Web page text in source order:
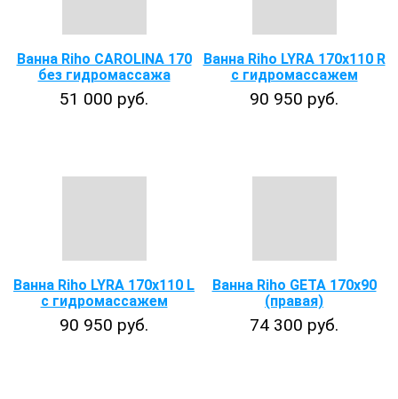
Ванна Riho CAROLINA 170
без гидромассажа
51 000 руб.
Ванна Riho LYRA 170x110 R
с гидромассажем
90 950 руб.
Ванна Riho LYRA 170x110 L
с гидромассажем
90 950 руб.
Ванна Riho GETA 170х90
(правая)
74 300 руб.